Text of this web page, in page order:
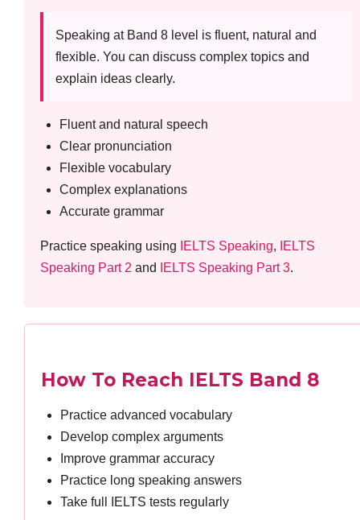
Speaking at Band 8 level is fluent, natural and
flexible. You can discuss complex topics and
explain ideas clearly.
Fluent and natural speech
Clear pronunciation
Flexible vocabulary
Complex explanations
Accurate grammar
Practice speaking using IELTS Speaking,
IELTS
Speaking Part 2 and IELTS Speaking Part 3.
How To Reach IELTS Band 8
Practice advanced vocabulary
Develop complex arguments
Improve grammar accuracy
Practice long speaking answers
Take full IELTS tests regularly